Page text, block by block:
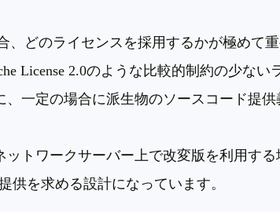
、どのライセンスを採用するかが極めて重
License 2.0のような比較的制約の少ない
、一定の場合に派生物のソースコード提
ットワークサーバー上で改変版を利用す
供を求める設計になっています。